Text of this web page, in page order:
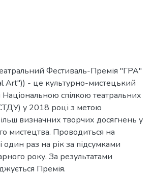
Фестиваль-Премія "ГРА"
Art")) - це культурно-мистецький
Національною спілкою театральних
у 2018 році з метою
визначних творчих досягнень у
мистецтва. Проводиться на
один раз на рік за підсумками
року. За результатами
Премія.